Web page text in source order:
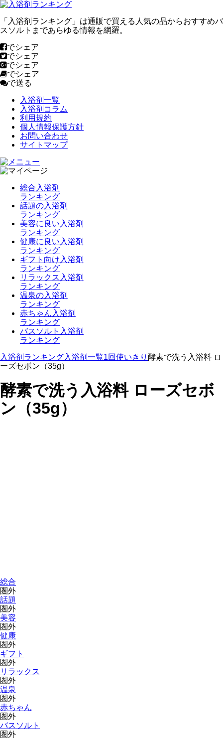
「入浴剤ランキング」は通販で買える人気の品からおすすめバ
スソルトまであらゆる情報を網羅。
でシェア
でシェア
でシェア
でシェア
で送る
入浴剤一覧
入浴剤コラム
利用規約
個人情報保護方針
お問い合わせ
サイトマップ
総合入浴剤
ランキング
話題の入浴剤
ランキング
美容に良い入浴剤
ランキング
健康に良い入浴剤
ランキング
ギフト向け入浴剤
ランキング
リラックス入浴剤
ランキング
温泉の入浴剤
ランキング
赤ちゃん入浴剤
ランキング
バスソルト入浴剤
ランキング
入浴剤ランキング入浴剤一覧1回使いきり 酵素で洗う入浴料 ロ
ーズセボン（35g）
酵素で洗う入浴料 ローズセボ
ン（35g）
総合
圏外
話題
圏外
美容
圏外
健康
圏外
ギフト
圏外
リラックス
圏外
温泉
圏外
赤ちゃん
圏外
バスソルト
圏外